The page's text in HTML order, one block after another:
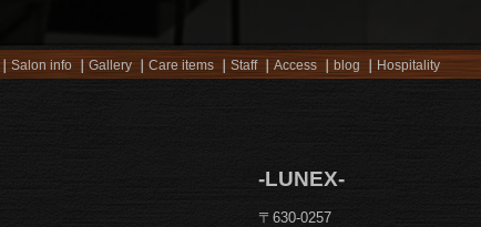
Salon info Gallery Care items Staff Access blog Hospitality
-LUNEX-
〒630-0257